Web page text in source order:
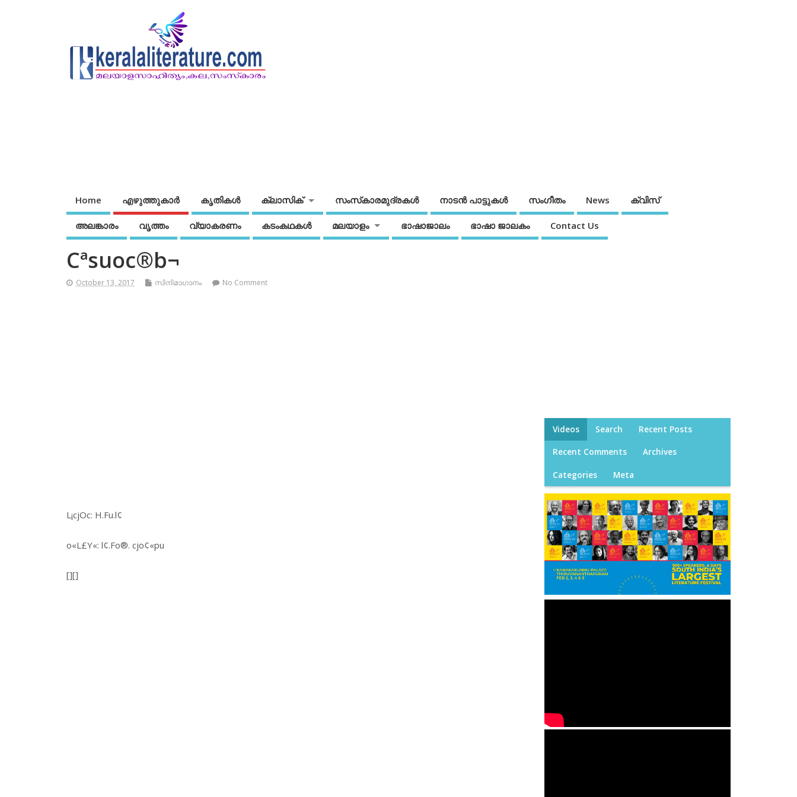
Home എഴുത്തുകാര്‍ കൃതികൾ ക്ലാസിക് സംസ്‌കാരമുദ്രകള്‍ നാടന്‍ പാട്ടുകള്‍ സംഗീതം News ക്വിസ്
അലങ്കാരം വൃത്തം വ്യാകരണം കടംകഥകള്‍ മലയാളം ഭാഷാജാലം ഭാഷാ ജാലകം Contact Us
Cªsuoc®b¬
October 13, 2017 സിനിമാഗാനം No Comment
L¡cjOc: H.Fu.l¢
o«L£Y«: l¢.Fo®. cjo¢«pu
[][]
Videos Search Recent Posts
Recent Comments Archives
Categories Meta